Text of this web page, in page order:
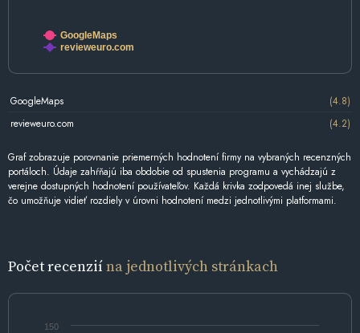
GoogleMaps
revieweuro.com
GoogleMaps
(4.8)
revieweuro.com
(4.2)
Graf zobrazuje porovnanie priemerných hodnotení firmy na vybraných recenzných
portáloch. Údaje zahŕňajú iba obdobie od spustenia programu a vychádzajú z
verejne dostupných hodnotení používateľov. Každá krivka zodpovedá inej službe,
čo umožňuje vidieť rozdiely v úrovni hodnotení medzi jednotlivými platformami.
Počet recenziína jednotlivých stránkach
150